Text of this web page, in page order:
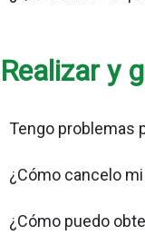
Realizar y
Tengo problemas
¿Cómo cancelo
¿Cómo puedo